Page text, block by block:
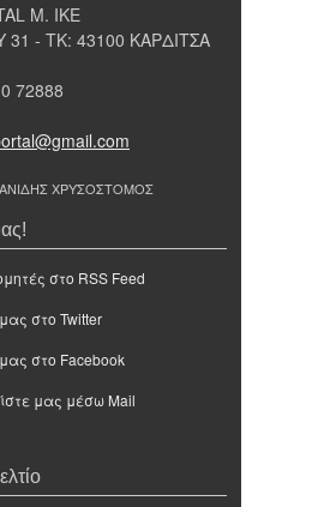
Μ. ΙΚΕ
- ΤΚ: 43100 ΚΑΡΔΙΤΣΑ
72888
ΧΡΥΣΟΣΤΟΜΟΣ
στο RSS Feed
στο Twitter
στο Facebook
μας μέσω Mail